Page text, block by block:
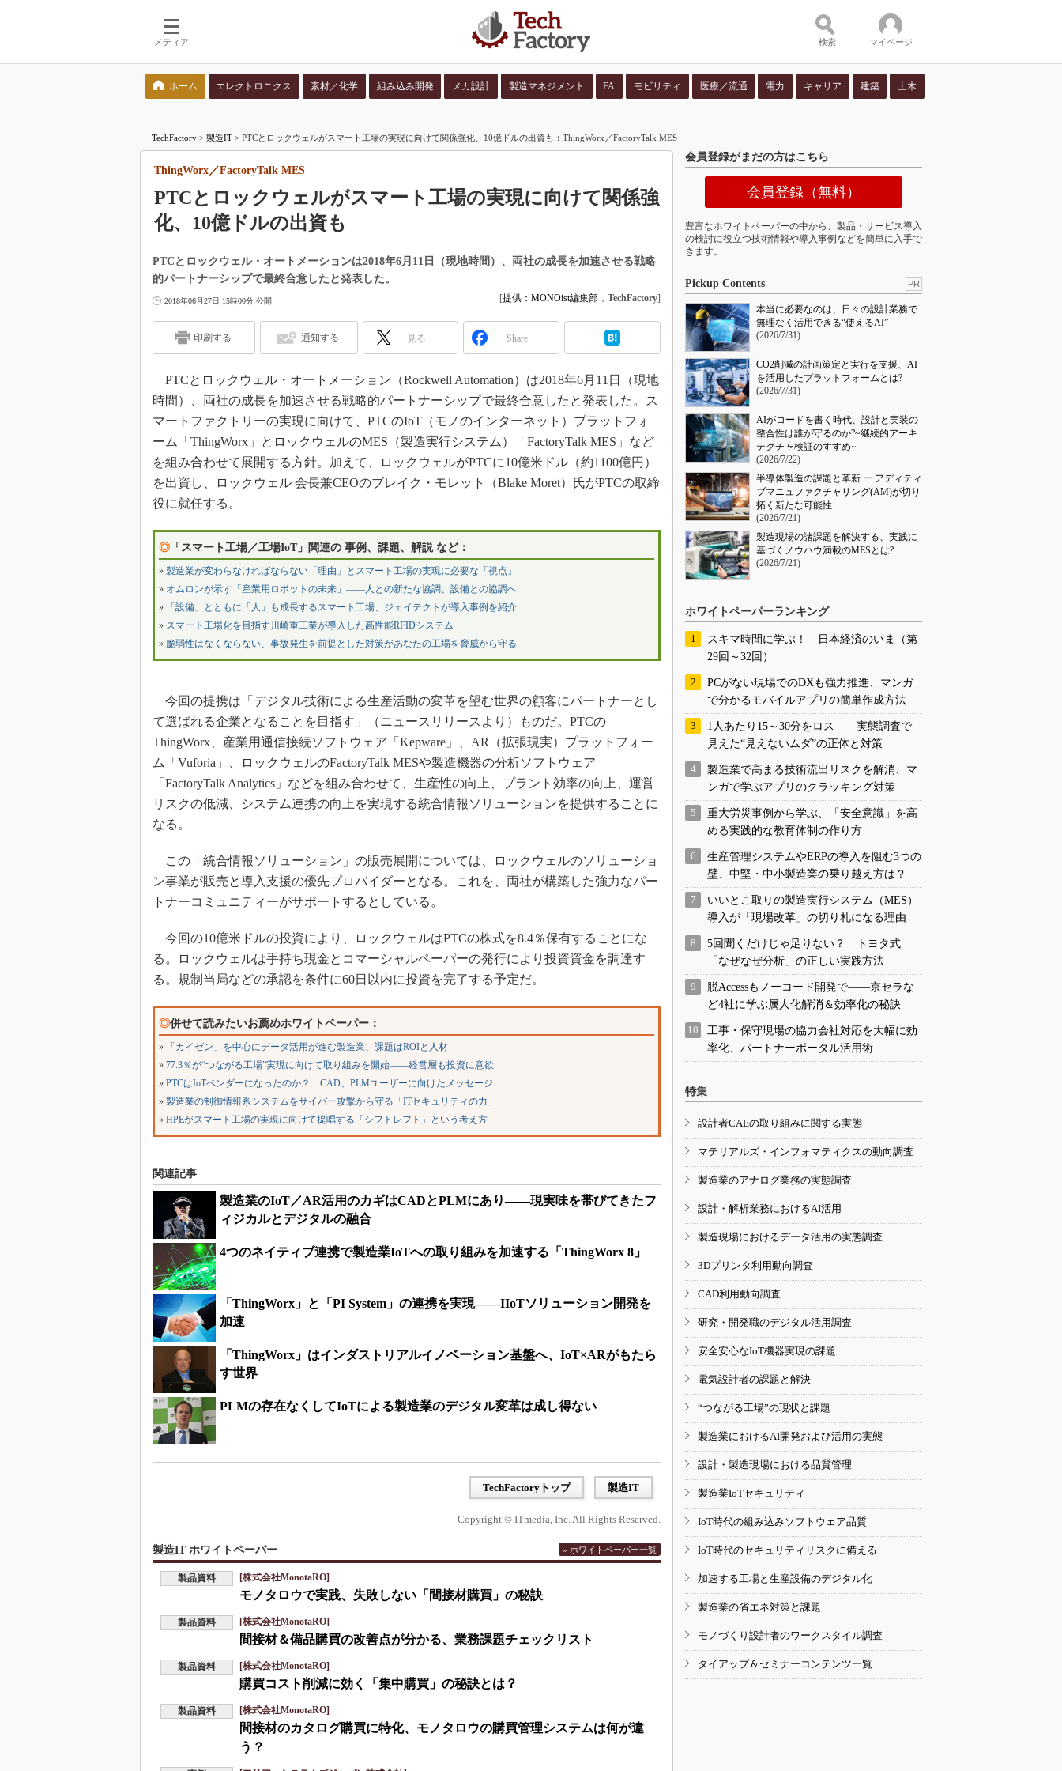
メディア 検索 マイページ
ホーム エレクトロニクス 素材／化学 組み込み開発 メカ設計 製造マネジメント FA モビリティ 医療／流通 電力 キャリア 建築 土木
TechFactory > 製造IT > PTCとロックウェルがスマート工場の実現に向けて関係強化、10億ドルの出資も：ThingWorx／FactoryTalk MES
PTCとロックウェルがスマート工場の実現に向けて関係強
化、10億ドルの出資も
ThingWorx／FactoryTalk MES
PTCとロックウェル・オートメーションは2018年6月11日（現地時間）、両社の成長を加速させる戦略
的パートナーシップで最終合意したと発表した。
2018年06月27日 15時00分 公開 [提供：MONOist編集部 ， TechFactory]
印刷する 通知する 見る Share
PTCとロックウェル・オートメーション（Rockwell Automation）は2018年6月11日（現地
時間）、両社の成長を加速させる戦略的パートナーシップで最終合意したと発表した。ス
マートファクトリーの実現に向けて、PTCのIoT（モノのインターネット）プラットフォ
ーム「ThingWorx」とロックウェルのMES（製造実行システム）「FactoryTalk MES」など
を組み合わせて展開する方針。加えて、ロックウェルがPTCに10億米ドル（約1100億円）
を出資し、ロックウェル 会長兼CEOのブレイク・モレット（Blake Moret）氏がPTCの取締
役に就任する。
◎ 「スマート工場／工場IoT」関連の 事例、課題、解説 など：
» 製造業が変わらなければならない「理由」とスマート工場の実現に必要な「視点」
» オムロンが示す「産業用ロボットの未来」――人との新たな協調、設備との協調へ
»
「設備」とともに「人」も成長するスマート工場、ジェイテクトが導入事例を紹介
» スマート工場化を目指す川崎重工業が導入した高性能RFIDシステム
» 脆弱性はなくならない、事故発生を前提とした対策があなたの工場を脅威から守る
今回の提携は「デジタル技術による生産活動の変革を望む世界の顧客にパートナーとし
て選ばれる企業となることを目指す」（ニュースリリースより）ものだ。PTCの
ThingWorx、産業用通信接続ソフトウェア「Kepware」、AR（拡張現実）プラットフォー
ム「Vuforia」、ロックウェルのFactoryTalk MESや製造機器の分析ソフトウェア
「FactoryTalk Analytics」などを組み合わせて、生産性の向上、プラント効率の向上、運営
リスクの低減、システム連携の向上を実現する統合情報ソリューションを提供することに
なる。
この「統合情報ソリューション」の販売展開については、ロックウェルのソリューショ
ン事業が販売と導入支援の優先プロバイダーとなる。これを、両社が構築した強力なパー
トナーコミュニティーがサポートするとしている。
今回の10億米ドルの投資により、ロックウェルはPTCの株式を8.4％保有することにな
る。ロックウェルは手持ち現金とコマーシャルペーパーの発行により投資資金を調達す
る。規制当局などの承認を条件に60日以内に投資を完了する予定だ。
◎併せて読みたいお薦めホワイトペーパー：
»
「カイゼン」を中心にデータ活用が進む製造業、課題はROIと人材
» 77.3％が“つながる工場”実現に向けて取り組みを開始――経営層も投資に意欲
» PTCはIoTベンダーになったのか？ CAD、PLMユーザーに向けたメッセージ
» 製造業の制御情報系システムをサイバー攻撃から守る「ITセキュリティの力」
» HPEがスマート工場の実現に向けて提唱する「シフトレフト」という考え方
関連記事
製造業のIoT／AR活用のカギはCADとPLMにあり――現実味を帯びてきたフ
ィジカルとデジタルの融合
4つのネイティブ連携で製造業IoTへの取り組みを加速する「ThingWorx 8」
「ThingWorx」と「PI System」の連携を実現――IIoTソリューション開発を
加速
「ThingWorx」はインダストリアルイノベーション基盤へ、IoT×ARがもたら
す世界
PLMの存在なくしてIoTによる製造業のデジタル変革は成し得ない
TechFactoryトップ 製造IT
Copyright © ITmedia, Inc. All Rights Reserved.
製造IT ホワイトペーパー » ホワイトペーパー一覧
製品資料 [株式会社MonotaRO]
モノタロウで実践、失敗しない「間接材購買」の秘訣
製品資料 [株式会社MonotaRO]
間接材＆備品購買の改善点が分かる、業務課題チェックリスト
製品資料 [株式会社MonotaRO]
購買コスト削減に効く「集中購買」の秘訣とは？
製品資料 [株式会社MonotaRO]
間接材のカタログ購買に特化、モノタロウの購買管理システムは何が違
う？
会員登録がまだの方はこちら
会員登録（無料）
豊富なホワイトペーパーの中から、製品・サービス導入
の検討に役立つ技術情報や導入事例などを簡単に入手で
きます。
Pickup Contents PR
本当に必要なのは、日々の設計業務で
無理なく活用できる“使えるAI”
(2026/7/31)
CO2削減の計画策定と実行を支援、AI
を活用したプラットフォームとは?
(2026/7/31)
AIがコードを書く時代、設計と実装の
整合性は誰が守るのか?~継続的アーキ
テクチャ検証のすすめ~
(2026/7/22)
半導体製造の課題と革新 ー アディティ
ブマニュファクチャリング(AM)が切り
拓く新たな可能性
(2026/7/21)
製造現場の諸課題を解決する、実践に
基づくノウハウ満載のMESとは?
(2026/7/21)
ホワイトペーパーランキング
スキマ時間に学ぶ！ 日本経済のいま（第
29回～32回）
PCがない現場でのDXも強力推進、マンガ
で分かるモバイルアプリの簡単作成方法
1人あたり15～30分をロス――実態調査で
見えた“見えないムダ”の正体と対策
製造業で高まる技術流出リスクを解消、マ
ンガで学ぶアプリのクラッキング対策
重大労災事例から学ぶ、「安全意識」を高
める実践的な教育体制の作り方
生産管理システムやERPの導入を阻む3つの
壁、中堅・中小製造業の乗り越え方は？
いいとこ取りの製造実行システム（MES）
導入が「現場改革」の切り札になる理由
5回聞くだけじゃ足りない？ トヨタ式
「なぜなぜ分析」の正しい実践方法
脱Accessもノーコード開発で――京セラな
ど4社に学ぶ属人化解消＆効率化の秘訣
工事・保守現場の協力会社対応を大幅に効
率化、パートナーポータル活用術
特集
設計者CAEの取り組みに関する実態
マテリアルズ・インフォマティクスの動向調査
製造業のアナログ業務の実態調査
設計・解析業務におけるAI活用
製造現場におけるデータ活用の実態調査
3Dプリンタ利用動向調査
CAD利用動向調査
研究・開発職のデジタル活用調査
安全安心なIoT機器実現の課題
電気設計者の課題と解決
“つながる工場”の現状と課題
製造業におけるAI開発および活用の実態
設計・製造現場における品質管理
製造業IoTセキュリティ
IoT時代の組み込みソフトウェア品質
IoT時代のセキュリティリスクに備える
加速する工場と生産設備のデジタル化
製造業の省エネ対策と課題
モノづくり設計者のワークスタイル調査
タイアップ＆セミナーコンテンツ一覧